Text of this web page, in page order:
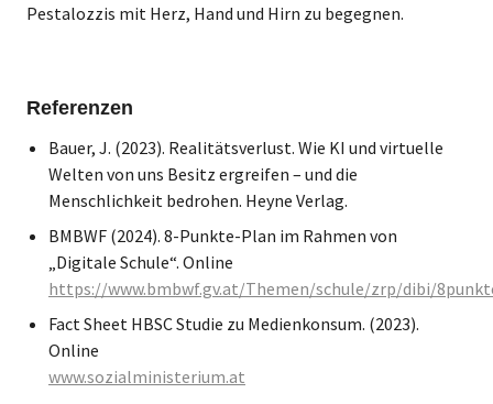
Pestalozzis mit Herz, Hand und Hirn zu begegnen.
Referenzen
Bauer, J. (2023). Realitätsverlust. Wie KI und virtuelle
Welten von uns Besitz ergreifen – und die
Menschlichkeit bedrohen. Heyne Verlag.
BMBWF (2024). 8-Punkte-Plan im Rahmen von
„Digitale Schule“. Online
https://www.bmbwf.gv.at/Themen/schule/zrp/dibi/
Fact Sheet HBSC Studie zu Medienkonsum. (2023).
Online
www.sozialministerium.at